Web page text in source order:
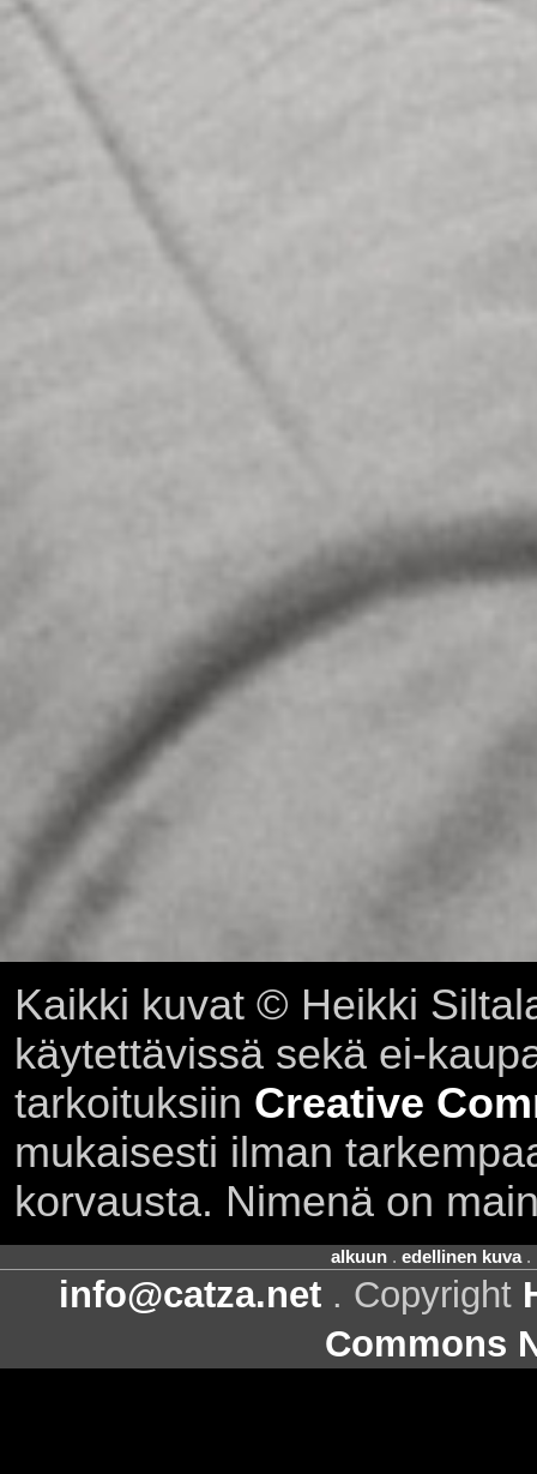
Kaikki kuvat © Heikki
käytettävissä sekä ei-
tarkoituksiin Creative
mukaisesti ilman
korvausta. Nimenä on
alkuun. edellinen kuva.
info@catza.net . Copyright
Commons